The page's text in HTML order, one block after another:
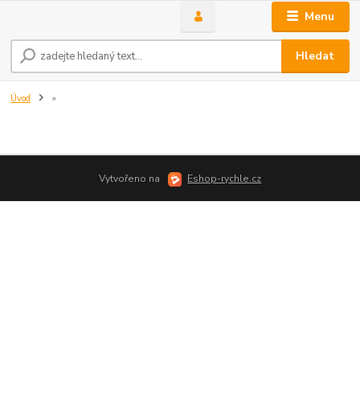
Menu
Hledat
Úvod »
Vytvořeno na Eshop-rychle.cz